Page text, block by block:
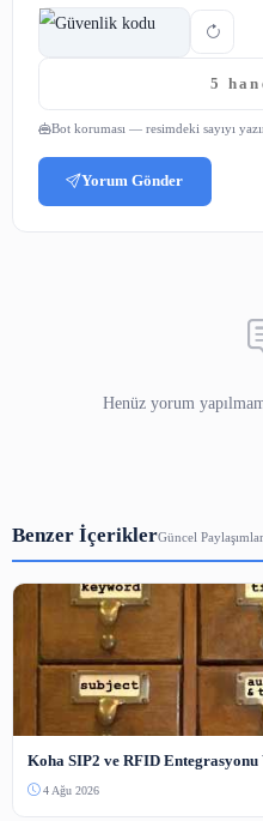
eğitim kalitesini de
zeka destekli
daha fazla kullanılması
Dijitalleştirme:
Yapay zeka teknolojisi,
Geleneksel yöntemlerle
işlemleri oldukça zaman
yapay zeka destekli
ekonomik hale
Yapay zeka ile kitap
korunmasında önemli bir
kitapların korunması ve